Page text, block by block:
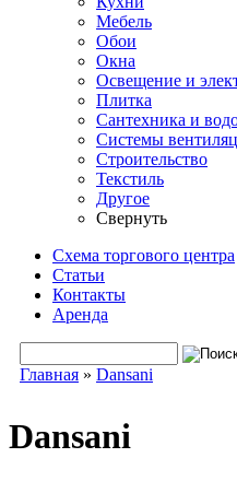
Мебель
Обои
Окна
Освещение и
Плитка
Сантехника и
Системы
Строительство
Текстиль
Другое
Свернуть
Схема торгового центра
Статьи
Контакты
Аренда
Форма поиска
Главная » Dansani
Dansani